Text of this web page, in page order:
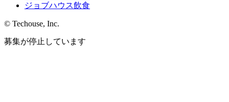
ジョブハウス飲食
© Techouse, Inc.
募集が停止しています